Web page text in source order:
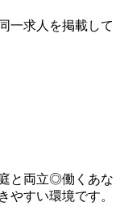
一求人を掲載して
と両立◎働くあな
やすい環境です。